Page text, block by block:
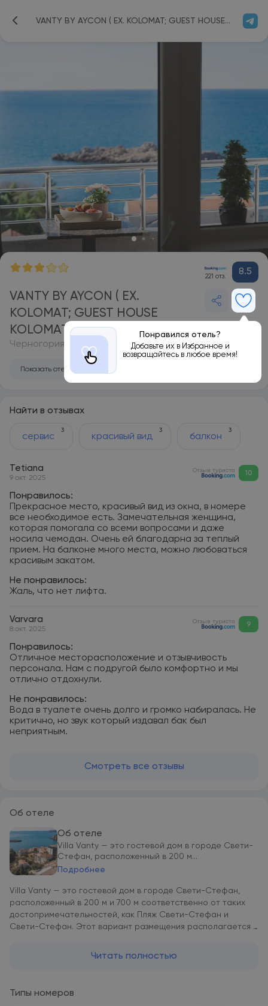
VANTY BY AYCON ( EX. KOLOMAT; GUEST HOUSE KOLOMAT) 3*
221 отз. 8.5
VANTY BY AYCON ( EX.
KOLOMAT; GUEST HOUSE
KOLOMAT) 3*
Понравился отель?
Добавьте их в Избранное и
возвращайтесь в любое время!
Черногория, Свети-Стефан
Показать отель на карте
Найти в отзывах
сервис
3
красивый вид
3
балкон
3
Tetiana
9 окт. 2025
Отзыв туриста 10
Понравилось:
Прекрасное место, красивый вид из окна, в номере
все необходимое есть. Замечательная женщина,
которая помогала со всеми вопросами и даже
носила чемодан. Очень ей благодарна за теплый
прием. На балконе много места, можно любоваться
красивым закатом.
Не понравилось:
Жаль, что нет лифта.
Varvara
8 окт. 2025
Отзыв туриста 9
Понравилось:
Отличное месторасположение и отзывчивость
персонала. Нам с подругой было комфортно и мы
отлично отдохнули.
Не понравилось:
Вода в туалете очень долго и громко набиралась. Не
критично, но звук который издавал бак был
неприятным.
Смотреть все отзывы
Об отеле
Об отеле
Villa Vanty — это гостевой дом в городе Свети-
Стефан, расположенный в 200 м...
Подробнее
Villa Vanty — это гостевой дом в городе Свети-Стефан,
расположенный в 200 м и 700 м соответственно от таких
достопримечательностей, как Пляж Свети-Стефан и
Свети-Стефан. Этот вариант размещения располагается в
достопримечательностей, как Которская часовая башня и
номере имеется письменный стол. В номерах в Villa Vanty
Читать полностью
Типы номеров